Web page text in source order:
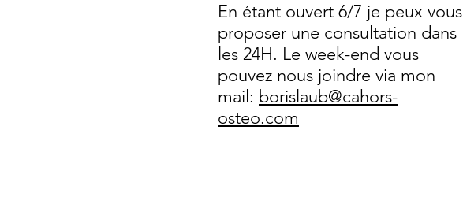
En étant ouvert 6/7 je peux vous
proposer une consultation dans
les 24H. Le week-end vous
pouvez nous joindre via mon
mail: borislaub@cahors-
osteo.com